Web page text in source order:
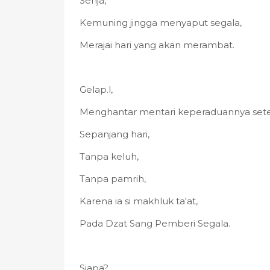
Kemuning jingga menyaput segala,
Merajai hari yang akan merambat.
Gelap.l,
Menghantar mentari keperaduannya
Sepanjang hari,
Tanpa keluh,
Tanpa pamrih,
Karena ia si makhluk ta'at,
Pada Dzat Sang Pemberi Segala.